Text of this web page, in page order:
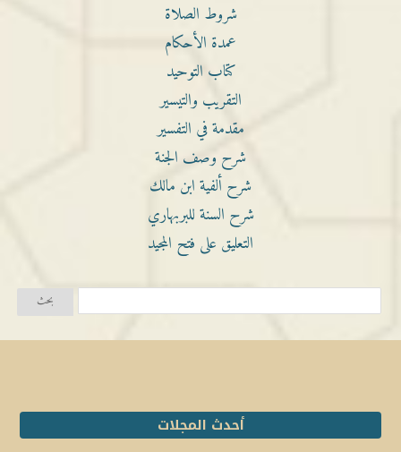
شروط الصلاة
عمدة الأحكام
كتاب التوحيد
التقريب والتيسير
مقدمة في التفسير
شرح وصف الجنة
شرح ألفية ابن مالك
شرح السنة للبربهاري
التعليق على فتح المجيد
أحدث المجلات